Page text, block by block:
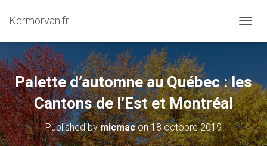
Kermorvan.fr
Palette d’automne au Québec : les
Cantons de l’Est et Montréal
Published bymicmacon18 octobre 2019